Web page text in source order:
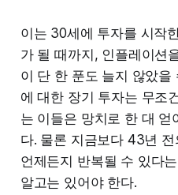
이는 30세에 투자를 시작
가 될 때까지, 인플레이션
이 단 한 푼도 늘지 않았을
에 대한 장기 투자는 무조
는 이들은 망치로 한 대 얻
다. 물론 지금보다 43년
언제든지 반복될 수 있다
알고는 있어야 한다.